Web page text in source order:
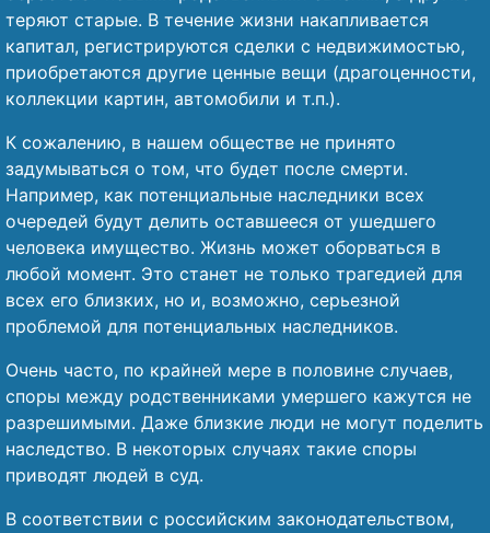
теряют старые. В течение жизни накапливается
капитал, регистрируются сделки с недвижимостью,
приобретаются другие ценные вещи (драгоценности,
коллекции картин, автомобили и т.п.).
К сожалению, в нашем обществе не принято
задумываться о том, что будет после смерти.
Например, как потенциальные наследники всех
очередей будут делить оставшееся от ушедшего
человека имущество. Жизнь может оборваться в
любой момент. Это станет не только трагедией для
всех его близких, но и, возможно, серьезной
проблемой для потенциальных наследников.
Очень часто, по крайней мере в половине случаев,
споры между родственниками умершего кажутся не
разрешимыми. Даже близкие люди не могут поделить
наследство. В некоторых случаях такие споры
приводят людей в суд.
В соответствии с российским законодательством,